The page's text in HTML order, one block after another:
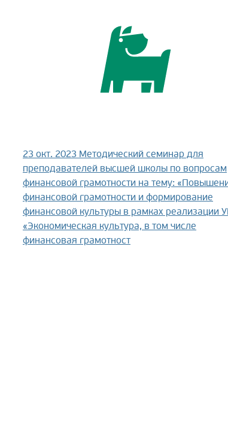
23 окт. 2023 Методический семинар для
преподавателей высшей школы по вопросам
финансовой грамотности на тему:
финансовой грамотности и формирование
финансовой культуры в рамках реализации
«Экономическая культура, в том числе
финансовая грамотност